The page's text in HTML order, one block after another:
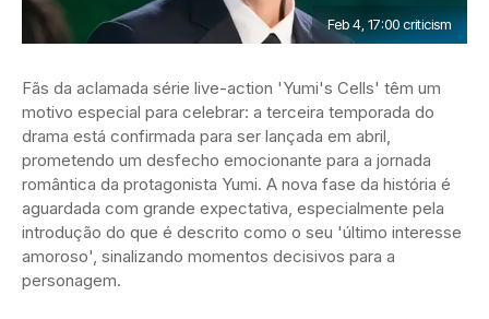
Feb 4, 17:00 criticism
Fãs da aclamada série live-action 'Yumi's Cells' têm um
motivo especial para celebrar: a terceira temporada do
drama está confirmada para ser lançada em abril,
prometendo um desfecho emocionante para a jornada
romântica da protagonista Yumi. A nova fase da história é
aguardada com grande expectativa, especialmente pela
introdução do que é descrito como o seu 'último interesse
amoroso', sinalizando momentos decisivos para a
personagem.